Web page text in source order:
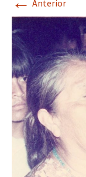
Anterior